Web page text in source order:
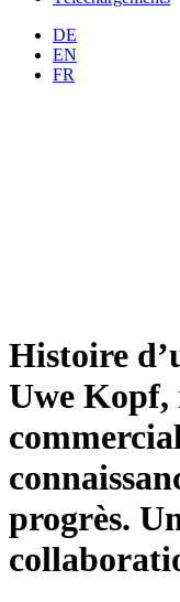
DE
EN
FR
Histoire
Uwe Kopf,
progrès.